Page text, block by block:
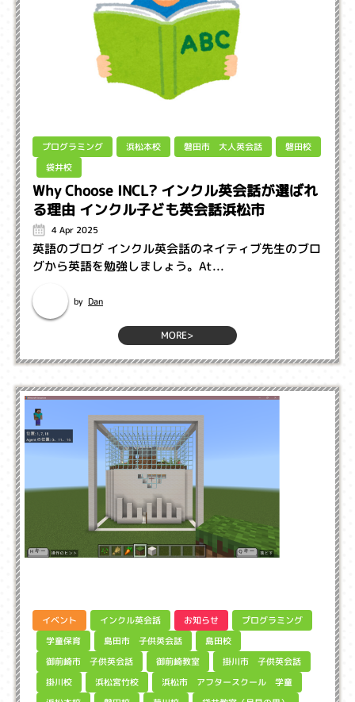
プログラミング 浜松本校 磐田市 大人英会話
磐田校
袋井校
Why Choose INCL? インクル英会話が選ばれ
る理由 インクル子ども英会話浜松市
4 Apr 2025
英語のブログ インクル英会話のネイティブ先生のブロ
グから英語を勉強しましょう。 ​At...
by Dan
MORE>
イベント インクル英会話 お知らせ プログラミング
学童保育 島田市 子供英会話 島田校
御前崎市 子供英会話 御前崎教室 掛川市 子供英会話
掛川校 浜松宮竹校 浜松市 アフタースクール 学童